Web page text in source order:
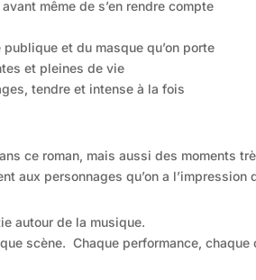
même de s’en rendre compte
et du masque qu’on porte
et pleines de vie
tendre et intense à la fois
ce roman, mais aussi des moments
aux personnages qu’on a l’impression
autour de la musique.
scène. Chaque performance,